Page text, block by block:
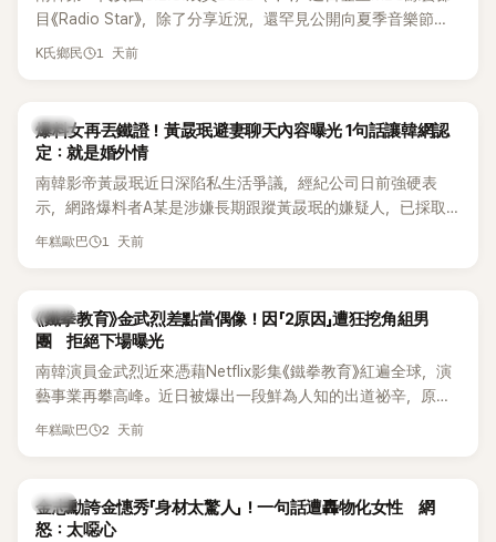
解釋，當時隆胸手術幾乎只有「腋下切開」一種方式，「所以我就
想，既然一直說我有做，那我乾脆把腋下給大家看，證明我根
召開了一場泳裝記者招待會。當時她穿著比基尼站在一排攝影
機前，面對媒體擺出各種姿勢，畫面至今仍被網友津津樂道。
這段為平息爭議、直接公開腋下畫面自證清白的往事再度被提
起，節目現場立刻充滿驚呼聲與笑聲，也再次讓人見識到她面
對流言時「豁出去」的直率性格。其實她過去也曾在 SBS 節目
《脫掉鞋子恢單4Men》 中，親自公開那張當年引發話題的「腋下
員身分出道，該團在 2000 年代初期紅極一時，由李智惠、徐
智英兩位女成員，以及張錫炫、Chris Kim 兩位男成員組成。不
過後來爆出長達四年的團內霸凌風波，甚至傳出徐智英母親對
李智惠言語辱罵、動手等爭議，最終團體於 2002 年解散。 團
體解散後，李智惠轉型 solo，靠著綜藝與歌唱實力持續活躍演
藝圈。據悉，她當年能加入 S#arp，也與 李尚敏 的賞識有關。
感情方面，李智惠於 2017 年與圈外男友結婚，婚後育有兩個
目，她經營的 YouTube 頻道也即將突破百萬訂閱，近年內容深
受網友喜愛，再度迎來事業第二春。
目《Radio Star》，除了分享近況，還罕見公開向夏季音樂節
Waterbomb喊話，笑稱自己至今從未受邀演出，更幽默表示：
K氏鄉民 1 天前
韓星
爆料女再丟鐵證！黃晸珉避妻聊天內容曝光 1句話讓韓網認
定：就是婚外情
南韓影帝黃晸珉近日深陷私生活爭議，經紀公司日前強硬表
示，網路爆料者A某是涉嫌長期跟蹤黃晸珉的嫌疑人，已採取
法律行動。不過，A某並未因此停止發聲，5日再度透過社群平
年糕歐巴 1 天前
韓星
《鐵拳教育》金武烈差點當偶像！因「2原因」遭狂挖角組男
團 拒絕下場曝光
南韓演員金武烈近來憑藉Netflix影集《鐵拳教育》紅遍全球，演
藝事業再攀高峰。近日被爆出一段鮮為人知的出道祕辛，原來
他當年差點不是以演員身分出道，而是成為男團偶像的一員。
年糕歐巴 2 天前
韓星
金志勳誇金憓秀「身材太驚人」！一句話遭轟物化女性 網
怒：太噁心